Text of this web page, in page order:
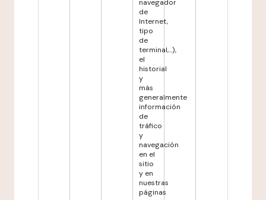
navegador
de
Internet,
tipo
de
terminal,...),
el
historial
y
más
generalmente
información
de
tráfico
y
navegación
en el
sitio
y en
nuestras
páginas